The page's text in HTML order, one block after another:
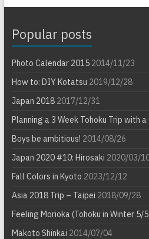
Popular posts
Photo Calendar 20152014/11/23
How to: DIY Kotatsu 2019/12/28
Japan 20182017/12/31
Planning a 3 Week Tohoku Trip with a
Boys be ambitious! 2014/08/26
Japan 2020 #10: Hirosaki 2020/03/
Fall Colors in Kyoto 2023/12/12
Asia 2018 Trip – Taipei 2018/09/28
Feeling Morioka (Tohoku in Winter 5/
Makoto Shinkai 2014/07/04